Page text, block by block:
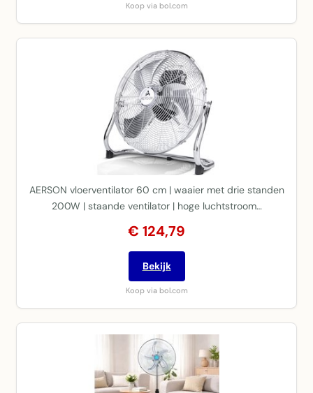
Koop via bol.com
AERSON vloerventilator 60 cm | waaier met drie standen
200W | staande ventilator | hoge luchtstroom…
€ 124,79
Bekijk
Koop via bol.com